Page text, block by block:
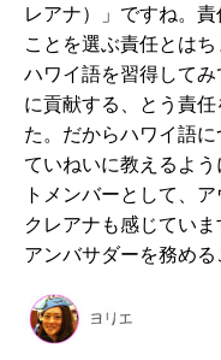
レアナ）」ですね。
ことを選ぶ責任とは
ハワイ語を習得して
に貢献する、とう責
た。だからハワイ語
ていねいに教えるよ
トメンバーとして、
クレアナも感じてい
アンバサダーを務める